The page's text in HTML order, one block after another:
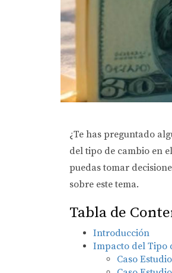
¿Te has preguntado
del tipo de cambio en
puedas tomar
sobre este tema.
Tabla de
Introducción
Impacto del Tipo
Caso